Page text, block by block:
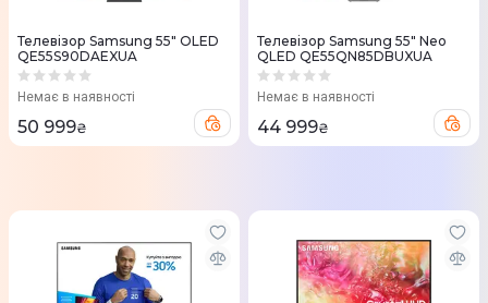
Телевізор Samsung 55" OLED
QE55S90DAEXUA
Немає в наявності
50 999₴
Телевізор Samsung 55" Neo
QLED QE55QN85DBUXUA
Немає в наявності
44 999₴